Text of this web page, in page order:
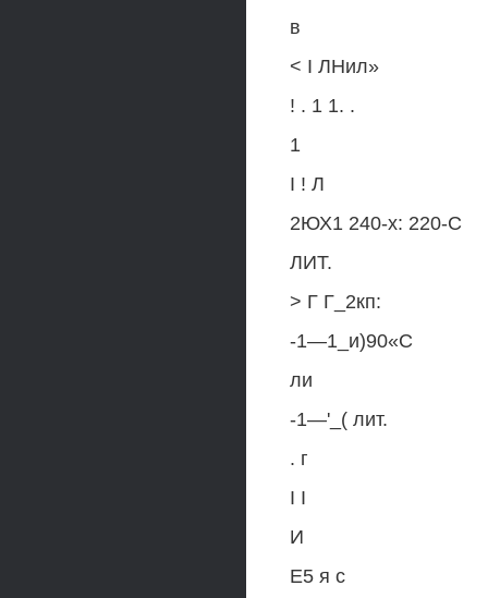
в
< I ЛНил»
! . 1 1. .
1
I ! Л
2ЮХ1 240-х: 220-С
ЛИТ.
> Г Г_2кп:
-1—1_и)90«С
ли
-1—'_( лит.
. г
I I
И
Е5 я с